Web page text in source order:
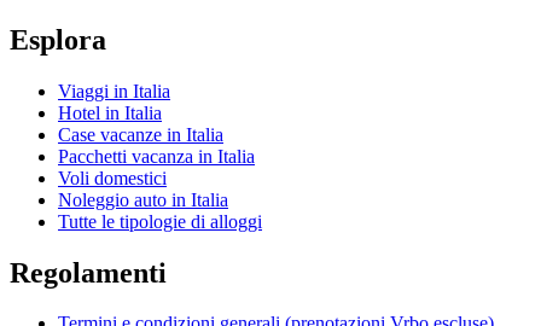
Esplora
Viaggi in Italia
Hotel in Italia
Case vacanze in Italia
Pacchetti vacanza in Italia
Voli domestici
Noleggio auto in Italia
Tutte le tipologie di alloggi
Regolamenti